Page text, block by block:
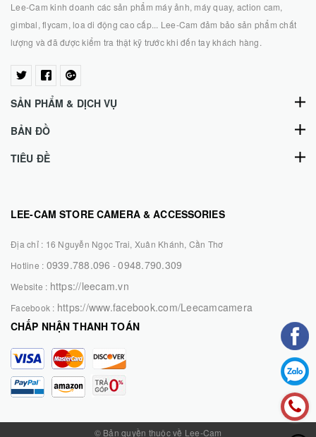
Lee-Cam kinh doanh các sản phẩm máy ảnh, máy quay, action cam,
gimbal, flycam, loa di động cao cấp... Lee-Cam đảm bảo sản phẩm chất
lượng và đã được kiểm tra thật kỹ trước khi đến tay khách hàng.
SẢN PHẨM & DỊCH VỤ
BẢN ĐỒ
TIÊU ĐỀ
LEE-CAM STORE CAMERA & ACCESSORIES
Địa chỉ : 16 Nguyễn Ngọc Trai, Xuân Khánh, Cần Thơ
Hotline : 0939.788.096 -0948.790.309
Website : https://leecam.vn
Facebook : https://www.facebook.com/Leecamcamera
CHẤP NHẬN THANH TOÁN
© Bản quyền thuộc về Lee-Cam